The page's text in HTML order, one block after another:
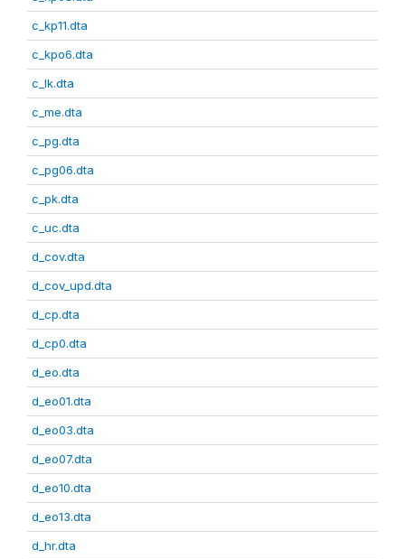
c_kp11.dta
c_kpo6.dta
c_lk.dta
c_me.dta
c_pg.dta
c_pg06.dta
c_pk.dta
c_uc.dta
d_cov.dta
d_cov_upd.dta
d_cp.dta
d_cp0.dta
d_eo.dta
d_eo01.dta
d_eo03.dta
d_eo07.dta
d_eo10.dta
d_eo13.dta
d_hr.dta